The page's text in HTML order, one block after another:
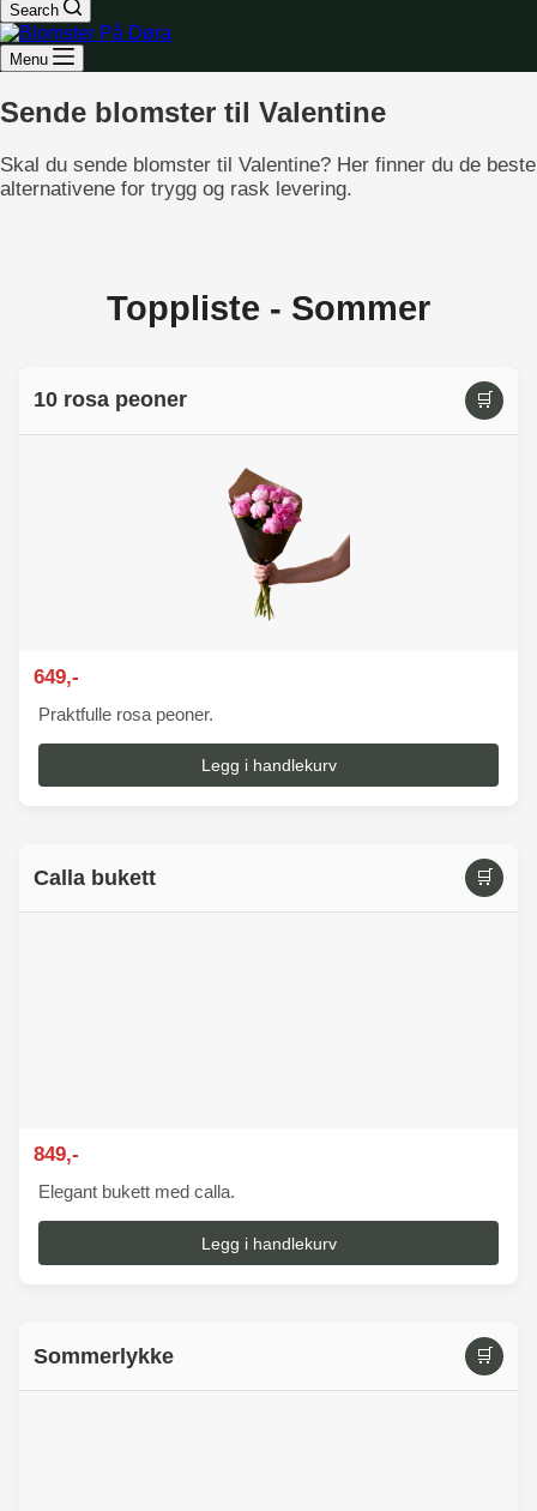
Search
Menu
Sende blomster til Valentine
Skal du sende blomster til Valentine? Her finner du de beste
alternativene for trygg og rask levering.
Toppliste - Sommer
10 rosa peoner 🛒
649,-
Praktfulle rosa peoner.
Legg i handlekurv
Calla bukett 🛒
849,-
Elegant bukett med calla.
Legg i handlekurv
Sommerlykke 🛒